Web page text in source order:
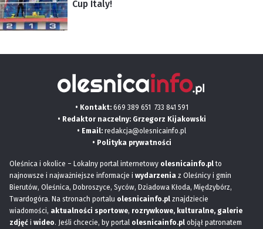
Cup Italy!
• Kontakt: 669 389 651 733 841 591
• Redaktor naczelny: Grzegorz Kijakowski
• Email: redakcja@olesnicainfo.pl
• Polityka prywatności
Oleśnica i okolice – Lokalny portal internetowy olesnicainfo.plto
najnowsze i najważniejsze informacje i wydarzenia z Oleśnicy i gmin
Bierutów, Oleśnica, Dobroszyce, Syców, Dziadowa Kłoda, Międzybórz,
Twardogóra. Na stronach portalu olesnicainfo.pl znajdziecie
wiadomości, aktualności sportowe, rozrywkowe, kulturalne, galerie
zdjęć i wideo. Jeśli chcecie, by portal olesnicainfo.pl objął patronatem